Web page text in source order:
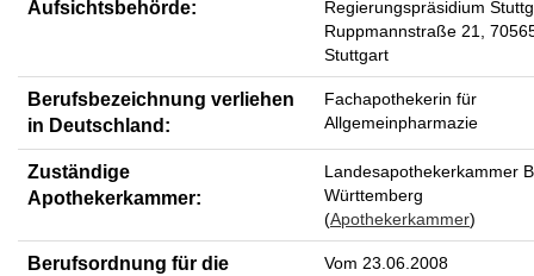
Aufsichtsbehörde:
Regierungspräsidium
Ruppmannstraße 21,
Stuttgart
Berufsbezeichnung verliehen
in Deutschland:
Fachapothekerin für
Allgemeinpharmazie
Zuständige
Apothekerkammer:
Landesapothekerkammer
Württemberg
(Apothekerkammer)
Berufsordnung für die
Vom 23.06.2008